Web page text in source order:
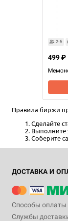
2-5
499 ₽
Правила биржи
Сделайте
Выполните
Соберите
ДОСТАВКА И
Способы оплаты
Службы